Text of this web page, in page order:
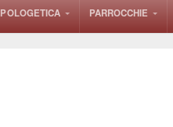
PARROCCHIE